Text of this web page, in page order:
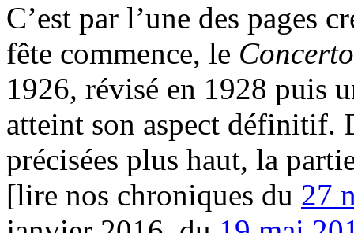
C’est par l’une des pages
fête commence, le
1926, révisé en 1928 puis
atteint son aspect définitif.
précisées plus haut, la
[lire nos chroniques du 27